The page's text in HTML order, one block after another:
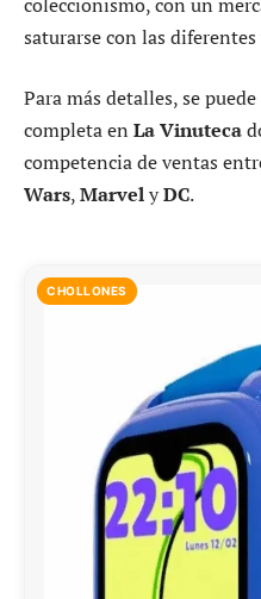
saturarse con las
Para más detalles, se
completa en La Vinuteca
competencia de ventas
Wars,MarvelyDC.
CHOLLONES